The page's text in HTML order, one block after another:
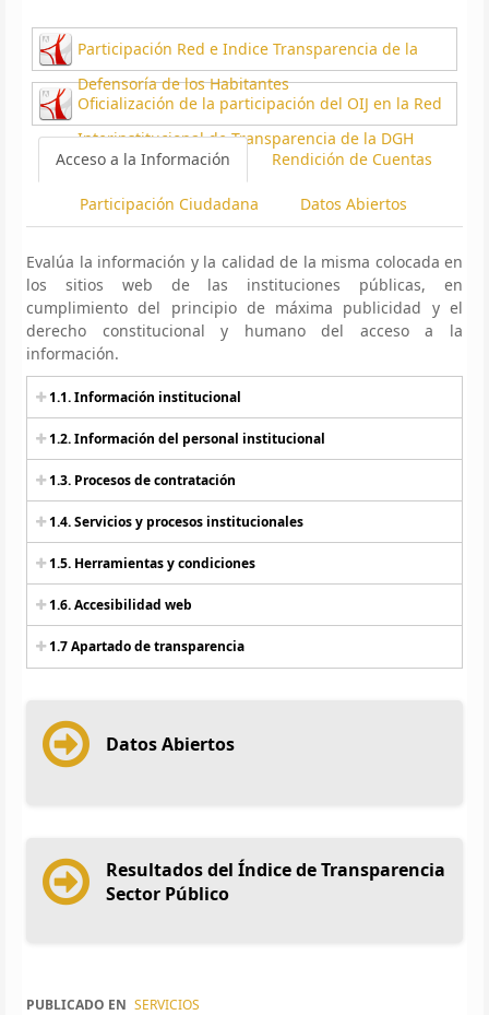
Participación Red e Indice Transparencia de la
Defensoría de los Habitantes
Oficialización de la participación del OIJ en la Red
Interinstitucional de Transparencia de la DGH
Acceso a la Información
Rendición de Cuentas
Participación Ciudadana Datos Abiertos
Evalúa la información y la calidad de la misma colocada en
los sitios web de las instituciones públicas, en
cumplimiento del principio de máxima publicidad y el
derecho constitucional y humano del acceso a la
información.
1.1. Información institucional
1.2. Información del personal institucional
1.3. Procesos de contratación
1.4. Servicios y procesos institucionales
1.5. Herramientas y condiciones
1.6. Accesibilidad web
1.7 Apartado de transparencia
Datos Abiertos
Resultados del Índice de Transparencia
Sector Público
PUBLICADO EN SERVICIOS